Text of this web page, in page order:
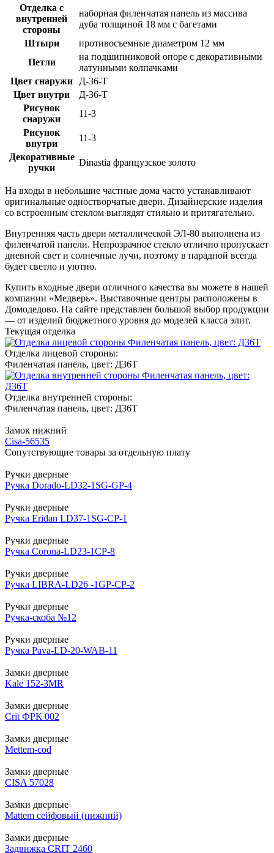
Отделка с
внутренней
стороны
наборная филенчатая панель из массива
дуба толщиной 18 мм с багетами
Штыри
противосъемные диаметром 12 мм
Петли
на подшипниковой опоре с декоративными
латунными колпачками
Цвет снаружи
Д-36-Т
Цвет внутри
Д-36-Т
Рисунок
снаружи
11-3
Рисунок
внутри
11-3
Декоративные
ручки
Dinastia французское золото
На входы в небольшие частные дома часто устанавливают
оригинальные одностворчатые двери. Дизайнерские изделия
со встроенным стеклом выглядят стильно и притягательно.
Внутренняя часть двери металлической ЭЛ-80 выполнена из
филенчатой панели. Непрозрачное стекло отлично пропускает
дневной свет и солнечные лучи, поэтому в парадной всегда
будет светло и уютно.
Купить входные двери отличного качества вы можете в нашей
компании «Медверь». Выставочные центры расположены в
Домодедово. На сайте представлен большой выбор продукции
— от изделий бюджетного уровня до моделей класса элит.
Текущая отделка
Отделка лицевой стороны:
Филенчатая панель, цвет: Д36Т
Отделка внутренней стороны:
Филенчатая панель, цвет: Д36Т
Замок нижний
Cisa-56535
Сопутствующие товары за отдельную плату
Ручки дверные
Ручка Dorado-LD32-1SG-GP-4
Ручки дверные
Ручка Eridan LD37-1SG-CP-1
Ручки дверные
Ручка Corona-LD23-1CP-8
Ручки дверные
Ручка LIBRA-LD26 -1GP-CP-2
Ручки дверные
Ручка-скоба №12
Ручки дверные
Ручка Pava-LD-20-WAB-11
Замки дверные
Kale 152-3MR
Замки дверные
Crit ФРК 002
Замки дверные
Mettem-cod
Замки дверные
CISA 57028
Замки дверные
Mattem сейфовый (нижний)
Замки дверные
Задвижка CRIT 2460